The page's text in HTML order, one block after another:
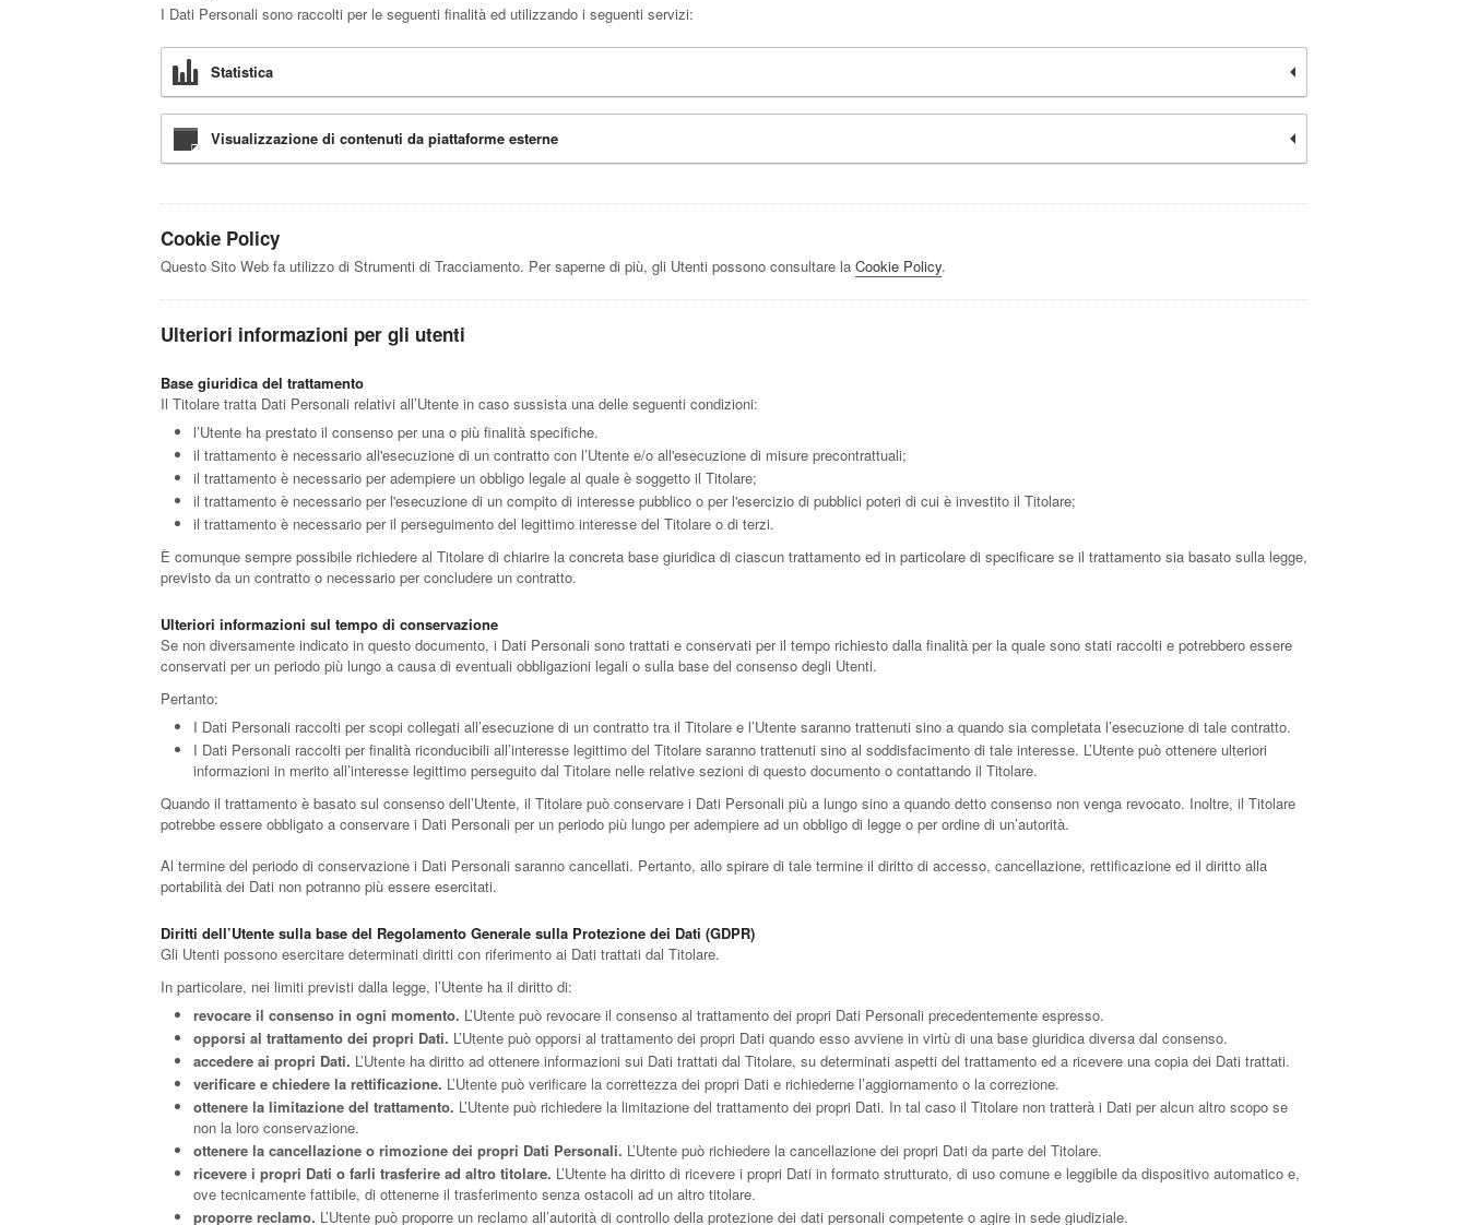
I Dati Personali sono raccolti per le seguenti finalità ed utilizzando i seguenti servizi:
Statistica
Visualizzazione di contenuti da piattaforme esterne
Cookie Policy
Questo Sito Web fa utilizzo di Strumenti di Tracciamento. Per saperne di più, gli Utenti possono consultare la Cookie Policy.
Ulteriori informazioni per gli utenti
Base giuridica del trattamento
Il Titolare tratta Dati Personali relativi all’Utente in caso sussista una delle seguenti condizioni:
l’Utente ha prestato il consenso per una o più finalità specifiche.
il trattamento è necessario all'esecuzione di un contratto con l’Utente e/o all'esecuzione di misure precontrattuali;
il trattamento è necessario per adempiere un obbligo legale al quale è soggetto il Titolare;
il trattamento è necessario per l'esecuzione di un compito di interesse pubblico o per l'esercizio di pubblici poteri di cui è investito il Titolare;
il trattamento è necessario per il perseguimento del legittimo interesse del Titolare o di terzi.
È comunque sempre possibile richiedere al Titolare di chiarire la concreta base giuridica di ciascun trattamento ed in particolare di specificare se il trattamento sia basato sulla legge,
previsto da un contratto o necessario per concludere un contratto.
Ulteriori informazioni sul tempo di conservazione
Se non diversamente indicato in questo documento, i Dati Personali sono trattati e conservati per il tempo richiesto dalla finalità per la quale sono stati raccolti e potrebbero essere
conservati per un periodo più lungo a causa di eventuali obbligazioni legali o sulla base del consenso degli Utenti.
Pertanto:
I Dati Personali raccolti per scopi collegati all’esecuzione di un contratto tra il Titolare e l’Utente saranno trattenuti sino a quando sia completata l’esecuzione di tale contratto.
I Dati Personali raccolti per finalità riconducibili all’interesse legittimo del Titolare saranno trattenuti sino al soddisfacimento di tale interesse. L’Utente può ottenere ulteriori
informazioni in merito all’interesse legittimo perseguito dal Titolare nelle relative sezioni di questo documento o contattando il Titolare.
Quando il trattamento è basato sul consenso dell’Utente, il Titolare può conservare i Dati Personali più a lungo sino a quando detto consenso non venga revocato. Inoltre, il Titolare
potrebbe essere obbligato a conservare i Dati Personali per un periodo più lungo per adempiere ad un obbligo di legge o per ordine di un’autorità.
Al termine del periodo di conservazione i Dati Personali saranno cancellati. Pertanto, allo spirare di tale termine il diritto di accesso, cancellazione, rettificazione ed il diritto alla
portabilità dei Dati non potranno più essere esercitati.
Diritti dell’Utente sulla base del Regolamento Generale sulla Protezione dei Dati (GDPR)
Gli Utenti possono esercitare determinati diritti con riferimento ai Dati trattati dal Titolare.
In particolare, nei limiti previsti dalla legge, l’Utente ha il diritto di:
revocare il consenso in ogni momento. L’Utente può revocare il consenso al trattamento dei propri Dati Personali precedentemente espresso.
opporsi al trattamento dei propri Dati. L’Utente può opporsi al trattamento dei propri Dati quando esso avviene in virtù di una base giuridica diversa dal consenso.
accedere ai propri Dati. L’Utente ha diritto ad ottenere informazioni sui Dati trattati dal Titolare, su determinati aspetti del trattamento ed a ricevere una copia dei Dati trattati.
verificare e chiedere la rettificazione. L’Utente può verificare la correttezza dei propri Dati e richiederne l’aggiornamento o la correzione.
ottenere la limitazione del trattamento. L’Utente può richiedere la limitazione del trattamento dei propri Dati. In tal caso il Titolare non tratterà i Dati per alcun altro scopo se
non la loro conservazione.
ottenere la cancellazione o rimozione dei propri Dati Personali. L’Utente può richiedere la cancellazione dei propri Dati da parte del Titolare.
ricevere i propri Dati o farli trasferire ad altro titolare. L’Utente ha diritto di ricevere i propri Dati in formato strutturato, di uso comune e leggibile da dispositivo automatico e,
ove tecnicamente fattibile, di ottenerne il trasferimento senza ostacoli ad un altro titolare.
proporre reclamo. L’Utente può proporre un reclamo all’autorità di controllo della protezione dei dati personali competente o agire in sede giudiziale.